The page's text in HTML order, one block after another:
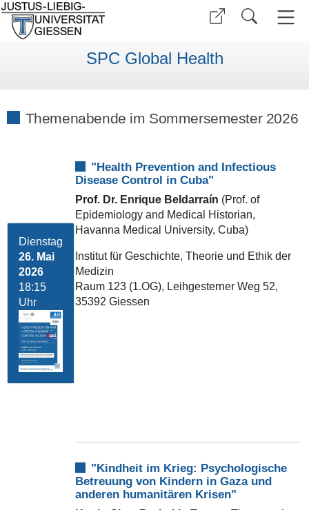
SPC Global Health
Themenabende im Sommersemester 2026
Dienstag
26. Mai
2026
18:15
Uhr
"Health Prevention and Infectious
Disease Control in Cuba"
Prof. Dr. Enrique Beldarraín (Prof. of
Epidemiology and Medical Historian,
Havanna Medical University, Cuba)
Institut für Geschichte, Theorie und Ethik der
Medizin
Raum 123 (1.OG), Leihgesterner Weg 52,
35392 Giessen
"Kindheit im Krieg: Psychologische
Betreuung von Kindern in Gaza und
anderen humanitären Krisen"